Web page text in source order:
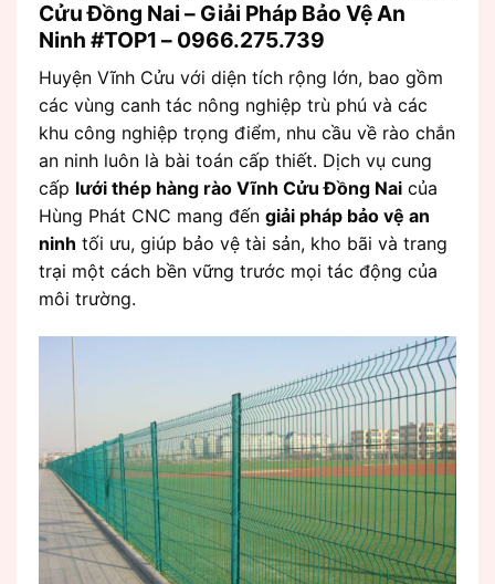
Cửu Đồng Nai – Giải Pháp Bảo Vệ An
Ninh #TOP1 – 0966.275.739
Huyện Vĩnh Cửu với diện tích rộng lớn, bao gồm
các vùng canh tác nông nghiệp trù phú và các
khu công nghiệp trọng điểm, nhu cầu về rào chắn
an ninh luôn là bài toán cấp thiết. Dịch vụ cung
cấp lưới thép hàng rào Vĩnh Cửu Đồng Nai của
Hùng Phát CNC mang đến giải pháp bảo vệ an
ninh tối ưu, giúp bảo vệ tài sản, kho bãi và trang
trại một cách bền vững trước mọi tác động của
môi trường.